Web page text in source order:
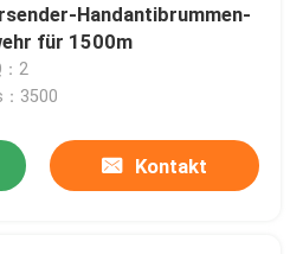
Handantibrummen-
für 1500m
：2
：3500
Kontakt